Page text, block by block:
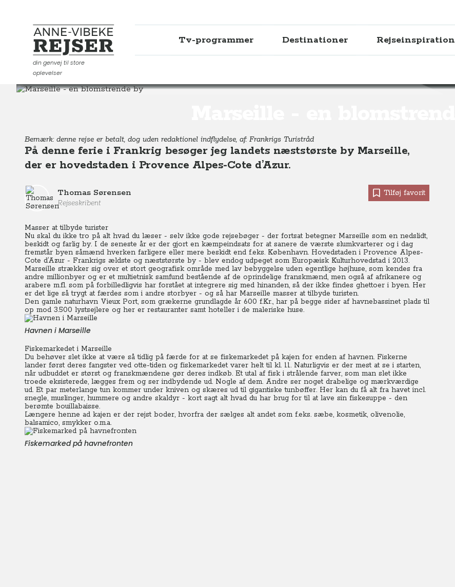
Anne-Vibeke Rejser
din genvej til store
oplevelser
Tv-programmer Destinationer Rejseinspiration
Destinationer
Bemærk: denne rejse er betalt, dog uden redaktionel indflydelse, af: Frankrigs Turistråd
På denne ferie i Frankrig besøger jeg landets næststørste by Marseille,
der er hovedstaden i Provence Alpes-Cote d’Azur.
Thomas Sørensen
Rejseskribent
Tilføj favorit
Masser at tilbyde turister
Nu skal du ikke tro på alt hvad du læser - selv ikke gode rejsebøger - der fortsat betegner Marseille som en nedslidt,
beskidt og farlig by. I de seneste år er der gjort en kæmpeindsats for at sanere de værste slumkvarterer og i dag
fremstår byen såmænd hverken farligere eller mere beskidt end f.eks. København. Hovedstaden i Provence Alpes-
Cote d’Azur - Frankrigs ældste og næststørste by - blev endog udpeget som Europæisk Kulturhovedstad i 2013.
Marseille strækker sig over et stort geografisk område med lav bebyggelse uden egentlige højhuse, som kendes fra
andre millionbyer og er et multietnisk samfund bestående af de oprindelige franskmænd, men også af afrikanere og
arabere m.fl. som på forbilledligvis har forstået at integrere sig med hinanden, så der ikke findes ghettoer i byen. Her
er det lige så trygt at færdes som i andre storbyer - og så har Marseille masser at tilbyde turisten.
Den gamle naturhavn Vieux Port, som grækerne grundlagde år 600 f.Kr., har på begge sider af havnebassinet plads til
op mod 3.500 lystsejlere og her er restauranter samt hoteller i de maleriske huse.
Havnen i Marseille
Fiskemarkedet i Marseille
Du behøver slet ikke at være så tidlig på færde for at se fiskemarkedet på kajen for enden af havnen. Fiskerne
lander først deres fangster ved otte-tiden og fiskemarkedet varer helt til kl. 11. Naturligvis er der mest at se i starten,
når udbuddet er størst og franskmændene gør deres indkøb. Et utal af fisk i strålende farver, som man slet ikke
troede eksisterede, lægges frem og ser indbydende ud. Nogle af dem. Andre ser noget drabelige og mærkværdige
ud. Et par meterlange tun kommer under kniven og skæres ud til gigantiske tunbøffer. Her kan du få alt fra havet incl.
snegle, muslinger, hummere og andre skaldyr - kort sagt alt hvad du har brug for til at lave sin fiskesuppe - den
berømte bouillabaisse.
Længere henne ad kajen er der rejst boder, hvorfra der sælges alt andet som f.eks. sæbe, kosmetik, olivenolie,
balsamico, smykker o.m.a.
Fiskemarked på havnefronten